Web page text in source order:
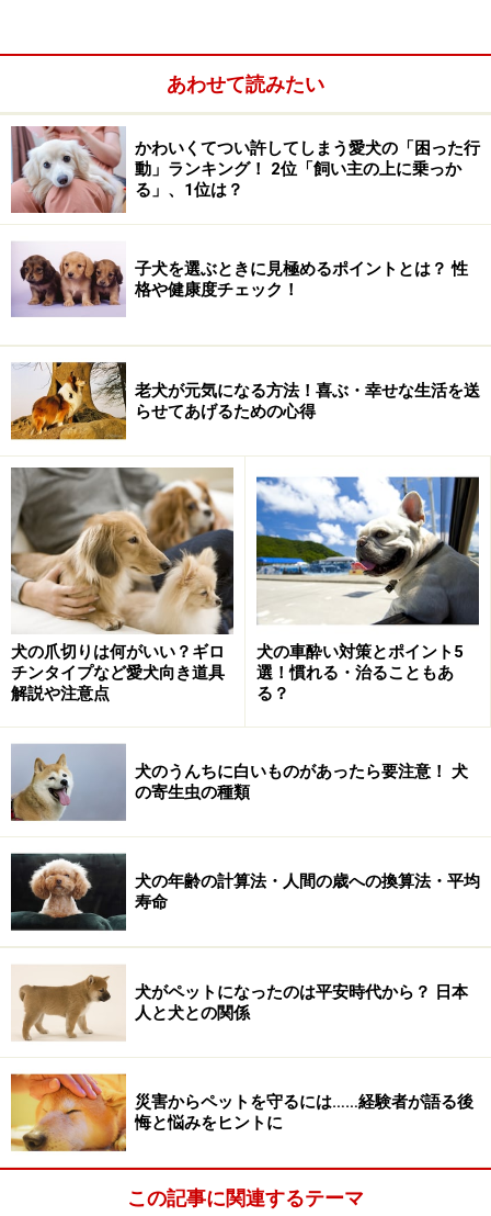
お散歩バッグ
ショルダーバッグやヒップバックのようなお散歩バッグ
だと両手も使えて便利。
ウンチ袋やティッシュ、おやつにおもちゃ、飲み水な
ど、お散歩やお出かけに最低限必要なものをひとまとめ
にして持ち歩けるお散歩バッグは、ぜひ一つ欲しいとこ
ろです。中に入れるものにもよりますが、ショルダーバ
すと両手が使えて便利ですね。
迷子札
万が一のために、愛犬の名前や連絡先を書いた迷子札を
付けておこう。
ぜひ犬に付けておきたいのが迷子札。旅行に出かけたの
がわりとあります。「鑑札や迷子札さえ付けておいても
らえれば、家に帰れる犬も多いんですよね」とは、保護
施設スタッフの言葉。
愛犬が迷子になってから、迷子札を付けておけば…、と
あわせて読みたい
かわいくてつい許してしまう愛犬の「困った行
動」ランキング！ 2位「飼い主の上に乗っか
る」、1位は？
子犬を選ぶときに見極めるポイントとは？ 性
格や健康度チェック！
老犬が元気になる方法！喜ぶ・幸せな生活を送
らせてあげるための心得
犬の爪切りは何がいい？ギロ
チンタイプなど愛犬向き道具
解説や注意点
犬の車酔い対策とポイント5
選！慣れる・治ることもあ
る？
犬のうんちに白いものがあったら要注意！ 犬
の寄生虫の種類
犬の年齢の計算法・人間の歳への換算法・平均
寿命
犬がペットになったのは平安時代から？ 日本
人と犬との関係
災害からペットを守るには……経験者が語る後
悔と悩みをヒントに
この記事に関連するテーマ